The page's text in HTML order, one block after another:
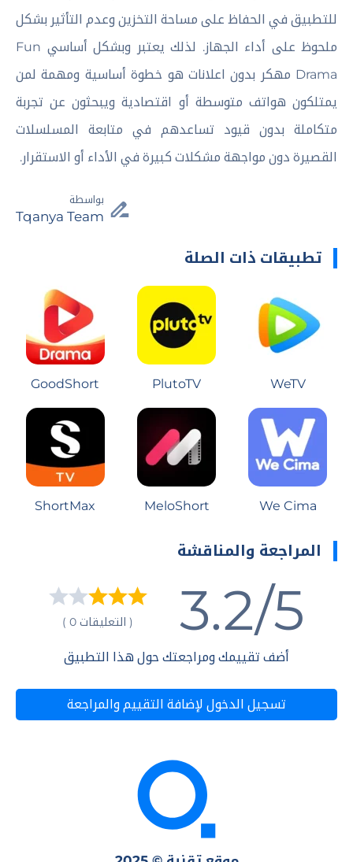
للتطبيق في الحفاظ على مساحة التخزين وعدم التأثير بشكل
ملحوظ على أداء الجهاز. لذلك يعتبر وبشكل أساسي Fun
Drama مهكر بدون اعلانات هو خطوة أساسية ومهمة لمن
يمتلكون هواتف متوسطة أو اقتصادية ويبحثون عن تجربة
متكاملة بدون قيود تساعدهم في متابعة المسلسلات
القصيرة دون مواجهة مشكلات كبيرة في الأداء أو الاستقرار.
بواسطة
Tqanya Team
تطبيقات ذات الصلة
WeTV
PlutoTV
GoodShort
We Cima
MeloShort
ShortMax
المراجعة والمناقشة
3.2/5 ( التعليقات 0 )
أضف تقييمك ومراجعتك حول هذا التطبيق
تسجيل الدخول لإضافة التقييم والمراجعة